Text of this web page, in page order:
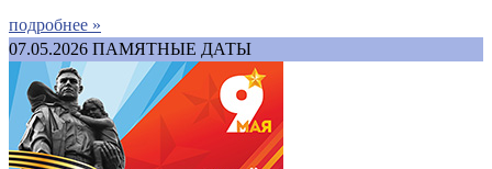
подробнее »
07.05.2026 ПАМЯТНЫЕ ДАТЫ